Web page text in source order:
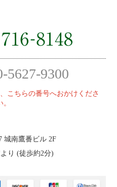
5627-9300
こちらの番号へおかけくださ
。
城南鷹番ビル 2F
り (徒歩約2分)